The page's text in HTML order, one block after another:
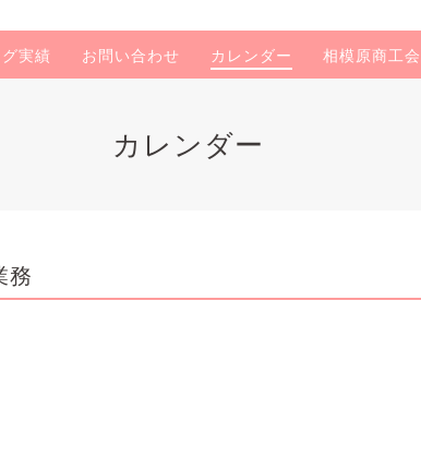
実績 お問い合わせ カレンダー 相模原商工
カレンダー
務